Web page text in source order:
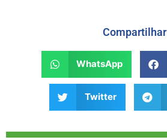
Compartilhar
WhatsApp
Twitter